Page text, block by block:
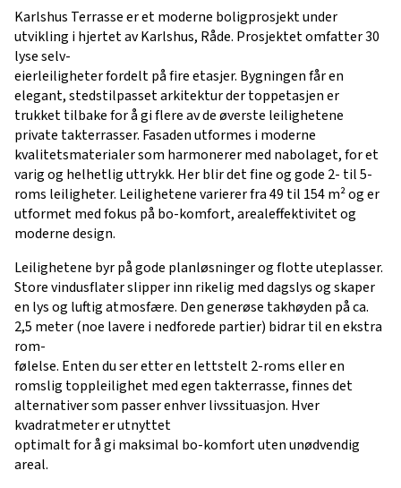
Karlshus Terrasse er et moderne boligprosjekt under
utvikling i hjertet av Karlshus, Råde. Prosjektet omfatter 30
lyse selv-
eierleiligheter fordelt på fire etasjer. Bygningen får en
elegant, stedstilpasset arkitektur der toppetasjen er
trukket tilbake for å gi flere av de øverste leilighetene
private takterrasser. Fasaden utformes i moderne
kvalitetsmaterialer som harmonerer med nabolaget, for et
varig og helhetlig uttrykk. Her blir det fine og gode 2- til 5-
roms leiligheter. Leilighetene varierer fra 49 til 154 m² og er
utformet med fokus på bo-komfort, arealeffektivitet og
moderne design.
Leilighetene byr på gode planløsninger og flotte uteplasser.
Store vindusflater slipper inn rikelig med dagslys og skaper
en lys og luftig atmosfære. Den generøse takhøyden på ca.
2,5 meter (noe lavere i nedforede partier) bidrar til en ekstra
rom-
følelse. Enten du ser etter en lettstelt 2-roms eller en
romslig toppleilighet med egen takterrasse, finnes det
alternativer som passer enhver livssituasjon. Hver
kvadratmeter er utnyttet
optimalt for å gi maksimal bo-komfort uten unødvendig
areal.